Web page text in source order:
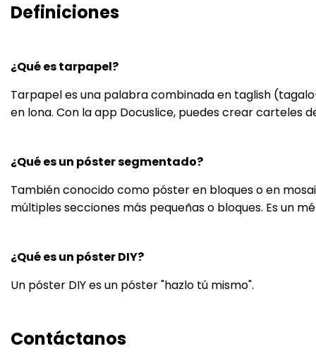
Definiciones
¿Qué es tarpapel?
Tarpapel es una palabra combinada en taglish
en lona. Con la app Docuslice, puedes crear carteles
¿Qué es un póster segmentado?
También conocido como póster en bloques o en
múltiples secciones más pequeñas o bloques. Es un
¿Qué es un póster DIY?
Un póster DIY es un póster "hazlo tú mismo".
Contáctanos